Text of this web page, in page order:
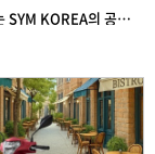
KR모터스는 SYM KOREA의 공식수입사입니다.